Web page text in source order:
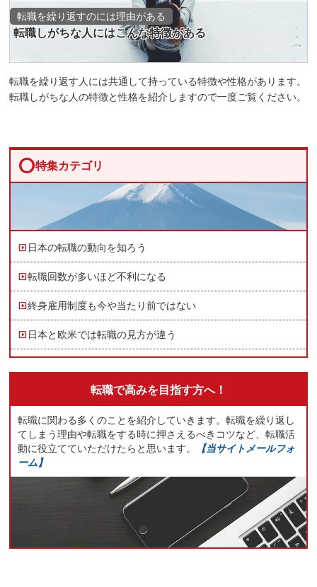
転職を繰り返すのには理由がある
転職しがちな人にはこんな特徴がある
転職を繰り返す人には共通して持っている特徴や性格があります。
転職しがちな人の特徴と性格を紹介しますので一度ご覧ください。
circle特集カテゴリ
日本の転職の動向を知ろう
転職回数が多いほど不利になる
終身雇用制度も今や当たり前ではない
日本と欧米では転職の見方が違う
転職で高みを目指す方へ！
転職に関わる多くのことを紹介していきます。転職を繰り返し
てしまう理由や転職をする時に押さえるべきコツなど、転職活
動に役立てていただけたらと思います。
【当サイトメールフォ
ーム】